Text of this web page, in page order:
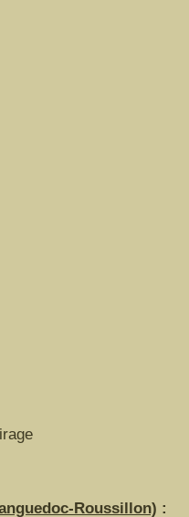
Roussillon) :